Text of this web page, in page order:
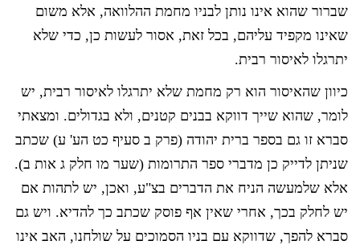
שברור שהוא אינו נותן לבניו מחמת ההלוואה, אלא משום
שאינו מקפיד עליהם, בכל זאת, אסור לעשות כן, כדי שלא
יתרגלו לאיסור רבית.
כיוון שהאיסור הוא רק מחמת שלא יתרגלו לאיסור רבית, יש
לומר, שהוא שייך דווקא בבנים קטנים, ולא בגדולים. ומצאתי
סברא זו גם בספר ברית יהודה (פרק ב סעיף כט הע' ע) שכתב
שניתן לדייק כן מדברי ספר התרומות (שער מו חלק ג אות ב).
אלא שלמעשה הניח את הדברים בצ"ע, ואכן, יש לתהות אם
יש לחלק בכך, אחרי שאין אף פוסק שכתב כך להדיא. ויש גם
סברא להפך, שדווקא עם בניו הסמוכים על שולחנו, האב אינו